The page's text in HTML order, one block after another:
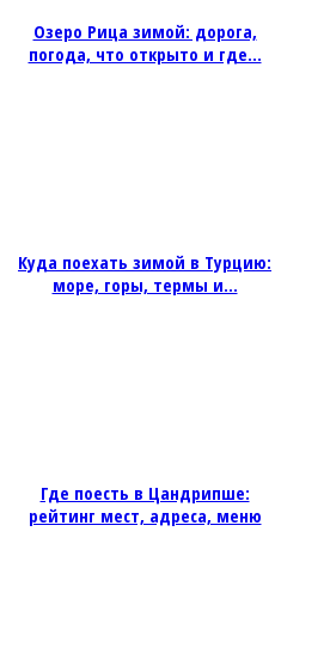
Озеро Рица зимой: дорога,
погода, что открыто и где...
Куда поехать зимой в Турцию:
море, горы, термы и...
Где поесть в Цандрипше:
рейтинг мест, адреса, меню